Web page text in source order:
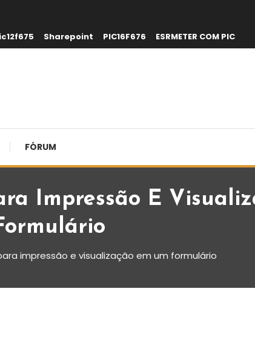
Sharepoint PIC16F676 ESRMETER COM PIC
FÓRUM
Impressão E
impressão e visualização em um formulário